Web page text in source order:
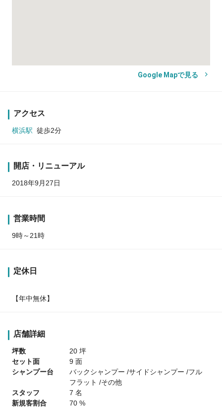
Google Mapで見る
アクセス
横浜駅 徒歩2分
開店・リニューアル
2018年9月27日
営業時間
9時～21時
定休日
【年中無休】
店舗詳細
坪数
20 坪
セット面
9 面
シャンプー台
バックシャンプー /サイドシャンプー /フル
フラット /その他
スタッフ
7 名
新規客割合
70 %